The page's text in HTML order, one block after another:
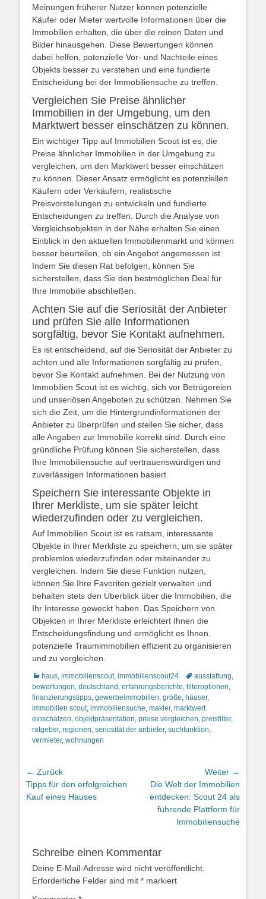
Meinungen früherer Nutzer können potenzielle
Käufer oder Mieter wertvolle Informationen über die
Immobilien erhalten, die über die reinen Daten und
Bilder hinausgehen. Diese Bewertungen können
dabei helfen, potenzielle Vor- und Nachteile eines
Objekts besser zu verstehen und eine fundierte
Entscheidung bei der Immobiliensuche zu treffen.
Vergleichen Sie Preise ähnlicher
Immobilien in der Umgebung, um den
Marktwert besser einschätzen zu können.
Ein wichtiger Tipp auf Immobilien Scout ist es, die
Preise ähnlicher Immobilien in der Umgebung zu
vergleichen, um den Marktwert besser einschätzen
zu können. Dieser Ansatz ermöglicht es potenziellen
Käufern oder Verkäufern, realistische
Preisvorstellungen zu entwickeln und fundierte
Entscheidungen zu treffen. Durch die Analyse von
Vergleichsobjekten in der Nähe erhalten Sie einen
Einblick in den aktuellen Immobilienmarkt und können
besser beurteilen, ob ein Angebot angemessen ist.
Indem Sie diesen Rat befolgen, können Sie
sicherstellen, dass Sie den bestmöglichen Deal für
Ihre Immobilie abschließen.
Achten Sie auf die Seriosität der Anbieter
und prüfen Sie alle Informationen
sorgfältig, bevor Sie Kontakt aufnehmen.
Es ist entscheidend, auf die Seriosität der Anbieter zu
achten und alle Informationen sorgfältig zu prüfen,
bevor Sie Kontakt aufnehmen. Bei der Nutzung von
Immobilien Scout ist es wichtig, sich vor Betrügereien
und unseriösen Angeboten zu schützen. Nehmen Sie
sich die Zeit, um die Hintergrundinformationen der
Anbieter zu überprüfen und stellen Sie sicher, dass
alle Angaben zur Immobilie korrekt sind. Durch eine
gründliche Prüfung können Sie sicherstellen, dass
Ihre Immobiliensuche auf vertrauenswürdigen und
zuverlässigen Informationen basiert.
Speichern Sie interessante Objekte in
Ihrer Merkliste, um sie später leicht
wiederzufinden oder zu vergleichen.
Auf Immobilien Scout ist es ratsam, interessante
Objekte in Ihrer Merkliste zu speichern, um sie später
problemlos wiederzufinden oder miteinander zu
vergleichen. Indem Sie diese Funktion nutzen,
können Sie Ihre Favoriten gezielt verwalten und
behalten stets den Überblick über die Immobilien, die
Ihr Interesse geweckt haben. Das Speichern von
Objekten in Ihrer Merkliste erleichtert Ihnen die
Entscheidungsfindung und ermöglicht es Ihnen,
potenzielle Traumimmobilien effizient zu organisieren
und zu vergleichen.
Kategorien
haus, immobilienscout, immobilienscout24 Schlagworte
ausstattung,
bewertungen, deutschland , erfahrungsberichte, filteroptionen,
finanzierungstipps, gewerbeimmobilien, größe, häuser,
immobilien scout, immobiliensuche, makler, marktwert
einschätzen, objektpräsentation, preise vergleichen, preisfilter,
ratgeber, regionen, seriosität der anbieter, suchfunktion,
vermieter, wohnungen
Beitragsnavigation
← Zurück
Vorheriger
Beitrag:
Tipps für den erfolgreichen
Kauf eines Hauses
Weiter →
Nächster
Beitrag:
Die Welt der Immobilien
entdecken: Scout 24 als
führende Plattform für
Immobiliensuche
Schreibe einen Kommentar
Deine E-Mail-Adresse wird nicht veröffentlicht.
Erforderliche Felder sind mit * markiert